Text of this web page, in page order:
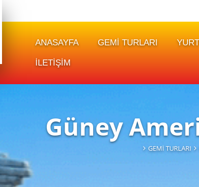
ANASAYFA GEMI TURLARI
İLETİŞİM
Güney
GEMI TURLARI